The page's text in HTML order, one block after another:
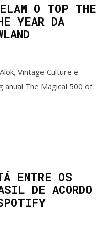
O TOP THE
YEAR DA
Vintage Culture e
anual The Magical 500 of
ENTRE OS
DE ACORDO